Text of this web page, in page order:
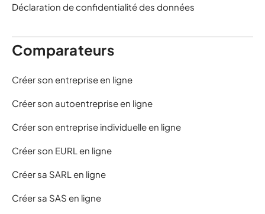
Déclaration de confidentialité des données
Comparateurs
Créer son entreprise en ligne
Créer son autoentreprise en ligne
Créer son entreprise individuelle en ligne
Créer son EURL en ligne
Créer sa SARL en ligne
Créer sa SAS en ligne